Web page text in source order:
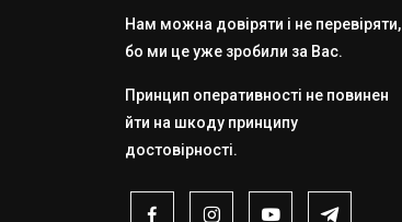
Нам можна довіряти і не перевіряти,
бо ми це уже зробили за Вас.
Принцип оперативності не повинен
йти на шкоду принципу
достовірності.